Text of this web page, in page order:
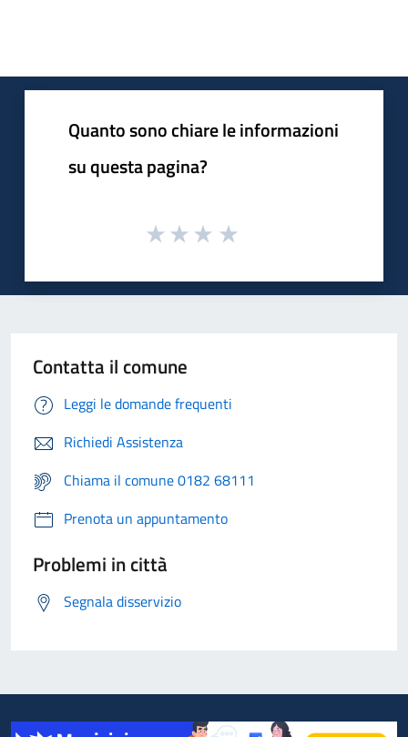
Quanto sono chiare le informazioni
su questa pagina?
Contatta il comune
Leggi le domande frequenti
Richiedi Assistenza
Chiama il comune 0182 68111
Prenota un appuntamento
Problemi in città
Segnala disservizio